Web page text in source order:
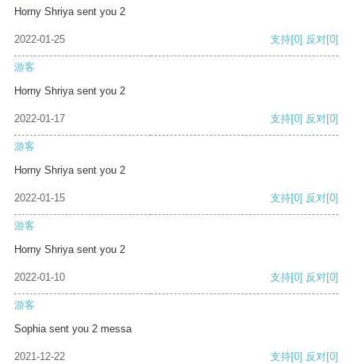
Horny Shriya sent you 2
2022-01-25 支持[0] 反对[0]
游客
Horny Shriya sent you 2
2022-01-17 支持[0] 反对[0]
游客
Horny Shriya sent you 2
2022-01-15 支持[0] 反对[0]
游客
Horny Shriya sent you 2
2022-01-10 支持[0] 反对[0]
游客
Sophia sent you 2 messa
2021-12-22 支持[0] 反对[0]